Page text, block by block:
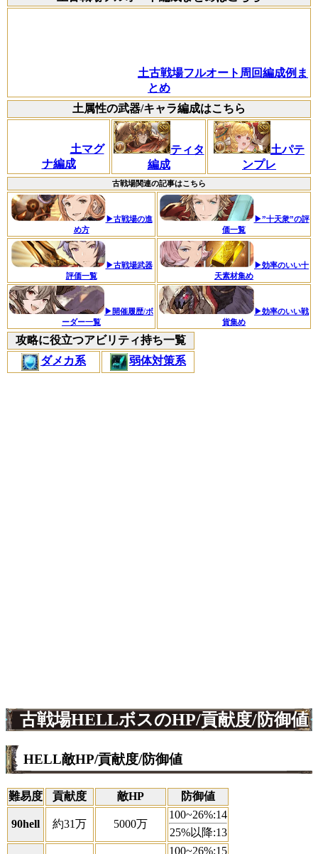
土古戦場フルオート周回編成例ま
とめ
土属性の武器/キャラ編成はこちら
土マグ
ナ編成
ティタ
編成
土パテ
ンプレ
古戦場関連の記事はこちら
▶古戦場の進
め方
▶”十天衆”の評
価一覧
▶古戦場武器
評価一覧
▶効率のいい十
天素材集め
▶開催履歴/ボ
ーダー一覧
▶効率のいい戦
貨集め
攻略に役立つアビリティ持ち一覧
ダメカ系
弱体対策系
古戦場HELLボスのHP/貢献度/防御値
HELL敵HP/貢献度/防御値
難易度 貢献度 敵HP 防御値
90hell 約31万 5000万
100~26%:14
25%以降:13
100~26%:15